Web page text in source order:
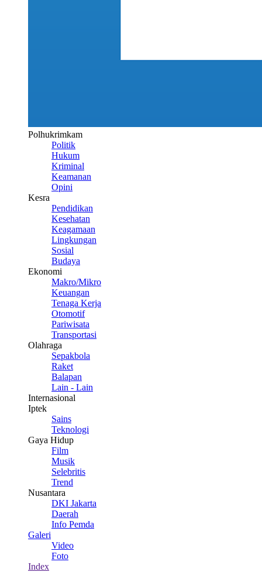
Polhukrimkam
Politik
Hukum
Kriminal
Keamanan
Opini
Kesra
Pendidikan
Kesehatan
Keagamaan
Lingkungan
Sosial
Budaya
Ekonomi
Makro/Mikro
Keuangan
Tenaga Kerja
Otomotif
Pariwisata
Transportasi
Olahraga
Sepakbola
Raket
Balapan
Lain - Lain
Internasional
Iptek
Sains
Teknologi
Gaya Hidup
Film
Musik
Selebritis
Trend
Nusantara
DKI Jakarta
Daerah
Info Pemda
Galeri
Video
Foto
Index